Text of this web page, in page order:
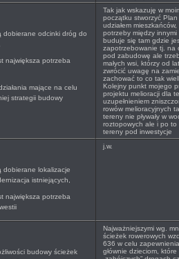
dobierane odcinki dróg do
największa potrzeba
mające na celu
strategii budowy
Tak jak wskazuję w
początku stworzyć
udziałem
potrzeby między
buduje się tam gdzie
zapotrzebowanie tj. na
pod zabudowę ale
małych wsi, którzy od
zwrócić uwagę na
zachować to co tak
Kolejny punkt mojego
projektu melioracji dla
uzupełnieniem
rowów melioracyjnych
tereny nie pływały w
roztopowych ale i po
tereny pod inwestycje
dobierane lokalizacje
istniejących,
największa potrzeba
j.w.
budowy ścieżek
Najważniejszymi wg.
ścieżek rowerowych
636 w celu
głównie dzieciom,